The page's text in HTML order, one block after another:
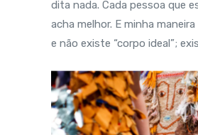
dita nada. Cada pessoa que
acha melhor. E minha
e não existe “corpo ideal”;